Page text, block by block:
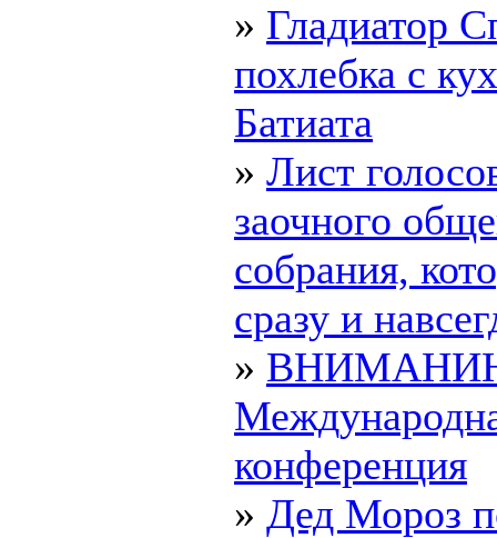
» Гладиатор
похлебка с
Батиата
» Лист
заочного
собрания,
сразу и
»
конференция
» Дед Мороз